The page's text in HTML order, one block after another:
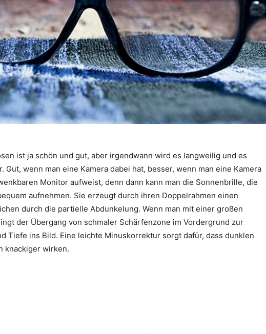
ist ja schön und gut, aber irgendwann wird es langweilig und es
Gut, wenn man eine Kamera dabei hat, besser, wenn man eine Kamera
Monitor aufweist, denn dann kann man die Sonnenbrille, die
aufnehmen. Sie erzeugt durch ihren Doppelrahmen einen
durch die partielle Abdunkelung. Wenn man mit einer großen
der Übergang von schmaler Schärfenzone im Vordergrund zur
Tiefe ins Bild. Eine leichte Minuskorrektur sorgt dafür, dass dunklen
knackiger wirken.